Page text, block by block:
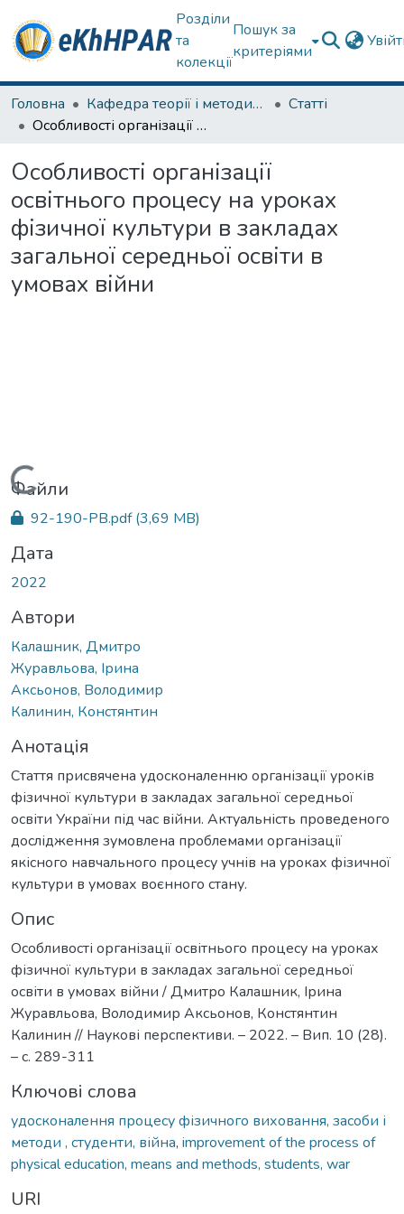
Розділи
та
колекції
Пошук за
критеріями
Головна Кафедра теорії і методики фізичного виховання
Статті
Особливості організації освітнього процесу на уроках фізичної культури в закладах загальної середньої освіти в умовах війни
Особливості організації
освітнього процесу на уроках
фізичної культури в закладах
загальної середньої освіти в
умовах війни
Вантажиться...
Файли
92-190-PB.pdf(3,69 MB)
Дата
2022
Автори
Калашник, Дмитро
Журавльова, Ірина
Аксьонов, Володимир
Калинин, Констянтин
Анотація
Стаття присвячена удосконаленню організації уроків
фізичної культури в закладах загальної середньої
освіти України під час війни. Актуальність проведеного
дослідження зумовлена проблемами організації
якісного навчального процесу учнів на уроках фізичної
культури в умовах воєнного стану.
Опис
Особливості організації освітнього процесу на уроках
фізичної культури в закладах загальної середньої
освіти в умовах війни / Дмитро Калашник, Ірина
Журавльова, Володимир Аксьонов, Констянтин
Калинин // Наукові перспективи. – 2022. – Вип. 10 (28).
– c. 289-311
Ключові слова
удосконалення процесу фізичного виховання, засоби і
методи , студенти, війна, improvement of the process of
physical education, means and methods, students, war
URI